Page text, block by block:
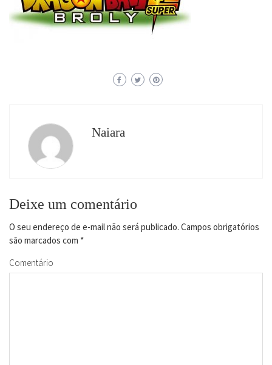
Naiara
Deixe um comentário
O seu endereço de e-mail não será publicado. Campos obrigatórios
são marcados com *
Comentário